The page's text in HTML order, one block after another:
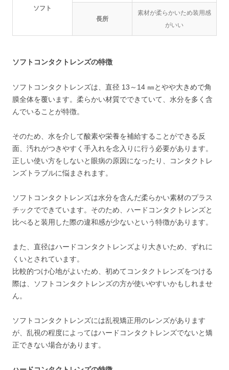
ソフト
長所
素材が柔らかいため装用感
がいい
ソフトコンタクトレンズの特徴
ソフトコンタクトレンズは、直径 13～14 ㎜とやや大きめで角
膜全体を覆います。柔らかい材質でできていて、水分を多く含
んでいることが特徴。
そのため、水を介して酸素や栄養を補給することができる反
面、汚れがつきやすく手入れを念入りに行う必要があります。
正しい使い方をしないと眼病の原因になったり、コンタクトレ
ンズトラブルに悩まされます。
ソフトコンタクトレンズは水分を含んだ柔らかい素材のプラス
チックでできています。そのため、ハードコンタクトレンズと
比べると装用した際の違和感が少ないという特徴があります。
また、直径はハードコンタクトレンズより大きいため、ずれに
くいとされています。
比較的つけ心地がよいため、初めてコンタクトレンズをつける
際は、ソフトコンタクトレンズの方が使いやすいかもしれませ
ん。
ソフトコンタクトレンズには乱視矯正用のレンズがあります
が、乱視の程度によってはハードコンタクトレンズでないと矯
正できない場合があります。